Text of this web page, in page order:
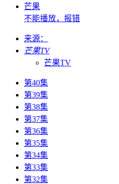
芒果
不能播放，报错
来源：
芒果TV
芒果TV
第40集
第39集
第38集
第37集
第36集
第35集
第34集
第33集
第32集